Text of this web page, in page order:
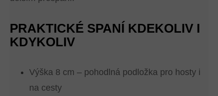
PRAKTICKÉ SPANÍ KDEKOLIV I
KDYKOLIV
Výška 8 cm – pohodlná podložka pro hosty i
na cesty